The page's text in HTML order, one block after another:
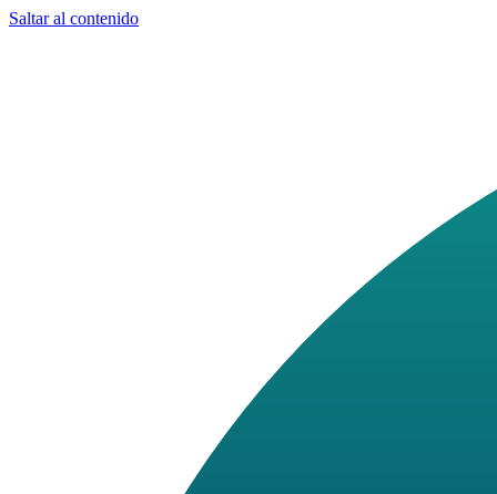
Saltar al contenido